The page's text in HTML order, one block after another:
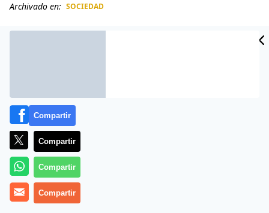
Archivado en: SOCIEDAD
Megan Markle parece no tener ningún aprecio por la
Compartir
Compartir
Compartir
Compartir